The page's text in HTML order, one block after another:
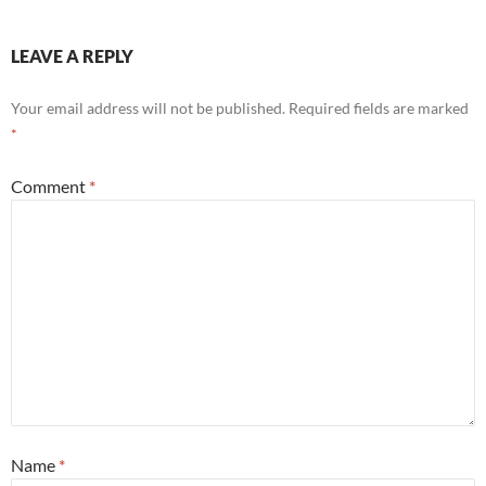
LEAVE A REPLY
Your email address will not be published. Required fields are marked
*
Comment *
Name *